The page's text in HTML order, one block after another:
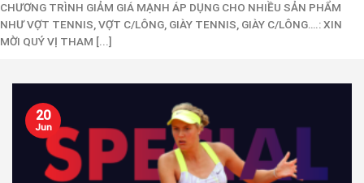
CHƯƠNG TRÌNH GIẢM GIÁ MẠNH ÁP DỤNG CHO NHIỀU SẢN PHẨM
NHƯ VỢT TENNIS, VỢT C/LÔNG, GIÀY TENNIS, GIÀY C/LÔNG….: XIN
MỜI QUÝ VỊ THAM [...]
20
Jun